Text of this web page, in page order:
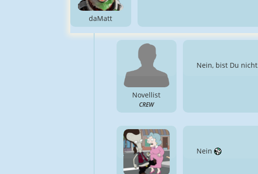
daMatt
Novellist
CREW
Nein, bist Du
Nein